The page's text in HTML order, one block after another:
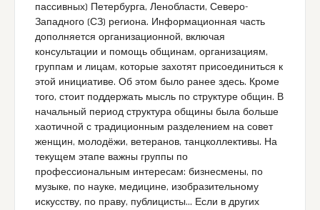
пассивных) Петербурга, Ленобласти, Северо-
Западного (СЗ) региона. Информационная часть
дополняется организационной, включая
консультации и помощь общинам, организациям,
группам и лицам, которые захотят присоединиться к
этой инициативе. Об этом было ранее здесь. Кроме
того, стоит поддержать мысль по структуре общин. В
начальный период структура общины была больше
хаотичной с традиционным разделением на совет
женщин, молодёжи, ветеранов, танцколлективы. На
текущем этапе важны группы по
профессиональным интересам: бизнесмены, по
музыке, по науке, медицине, изобразительному
искусству, по праву, публицисты… Если в других